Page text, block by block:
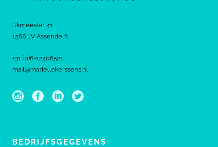
IJkmeester 41
1566 JV Assendelft
+31 (0)6-12406521
mail@mariellekerssens.nl
BEDRIJFSGEGEVENS